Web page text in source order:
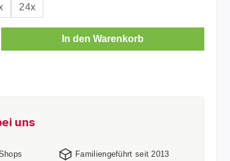
24x
Gib den gewünschten Wert ein
In den Warenkorb
uns
Familiengeführt seit 2013